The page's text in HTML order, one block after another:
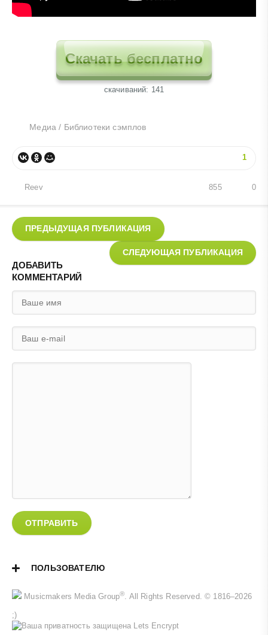
Скачать бесплатно
cкачиваний: 141
Медиа / Библиотеки сэмплов
1
Reev 0
855
ПРЕДЫДУЩАЯ ПУБЛИКАЦИЯ
СЛЕДУЮЩАЯ ПУБЛИКАЦИЯ
ДОБАВИТЬ
КОММЕНТАРИЙ
ОТПРАВИТЬ
ПОЛЬЗОВАТЕЛЮ
Musicmakers Media Group®. All Rights Reserved. © 1816–2026
;)